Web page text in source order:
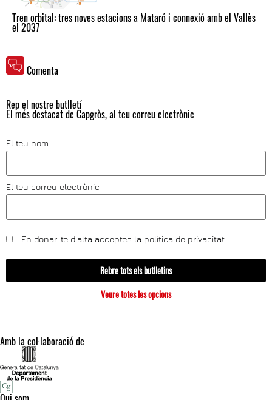
Tren orbital: tres noves estacions a Mataró i connexió amb el Vallès
el 2037
Comenta
Rep el nostre butlletí
El més destacat de Capgròs, al teu correu electrònic
El teu nom
El teu correu electrònic
En donar-te d'alta acceptes la política de privacitat
Rebre tots els butlletins
Veure totes les opcions
Amb la col·laboració de